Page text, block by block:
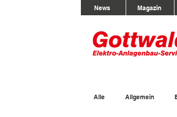
Magazin
News
Alle Allgemein